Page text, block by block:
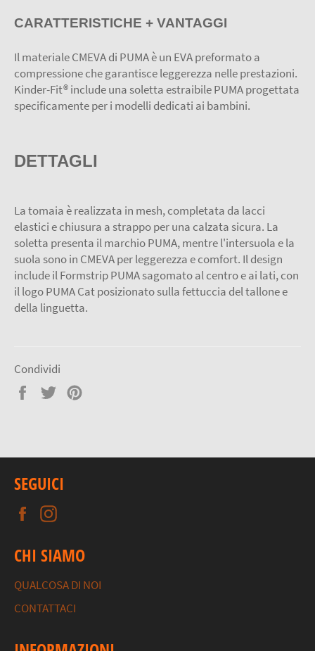
CARATTERISTICHE + VANTAGGI
Il materiale CMEVA di PUMA è un EVA preformato a
compressione che garantisce leggerezza nelle prestazioni.
Kinder-Fit® include una soletta estraibile PUMA progettata
specificamente per i modelli dedicati ai bambini.
DETTAGLI
La tomaia è realizzata in mesh, completata da lacci
elastici e chiusura a strappo per una calzata sicura. La
soletta presenta il marchio PUMA, mentre l'intersuola e la
suola sono in CMEVA per leggerezza e comfort. Il design
include il Formstrip PUMA sagomato al centro e ai lati, con
il logo PUMA Cat posizionato sulla fettuccia del tallone e
della linguetta.
Condividi
Condividi
Twitta
SEGUICI
Facebook
CHI SIAMO
QUALCOSA DI NOI
CONTATTACI